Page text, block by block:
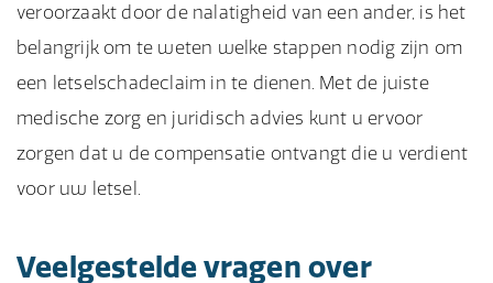
veroorzaakt door de nalatigheid van een ander, is het
belangrijk om te weten welke stappen nodig zijn om
een letselschadeclaim in te dienen. Met de juiste
medische zorg en juridisch advies kunt u ervoor
zorgen dat u de compensatie ontvangt die u verdient
voor uw letsel.
Veelgestelde vragen over